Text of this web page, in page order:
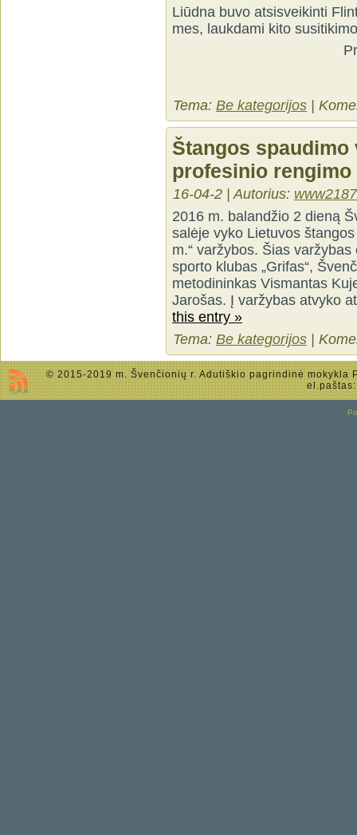
Liūdna buvo atsisveikinti
mes, laukdami kito
Priešmokyklinio
Tema: Be kategorijos
Štangos
profesinio rengimo
16-04-2 | Autorius: www2187
2016 m. balandžio 2 dieną
salėje vyko Lietuvos
m.“ varžybos. Šias
sporto klubas „Grifas“,
metodininkas Vismantas
Jarošas. Į varžybas atvyko
this entry »
Tema: Be kategorijos
© 2015-2019 m. Švenčionių r. Adutiškio pagrindinė mokykla